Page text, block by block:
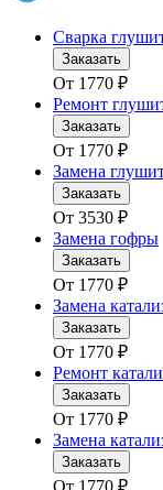
Сварка
Заказать
От 1770 ₽
Ремонт
Заказать
От 1770 ₽
Замена
Заказать
От 3530 ₽
Замена гофры
Заказать
От 1770 ₽
Замена
Заказать
От 1770 ₽
Ремонт
Заказать
От 1770 ₽
Замена
Заказать